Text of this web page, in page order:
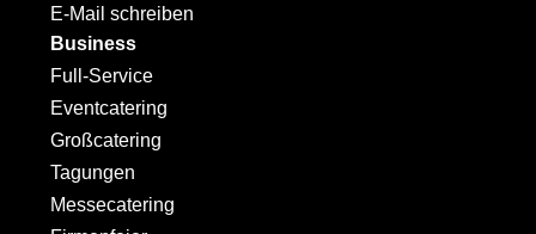
E-Mail schreiben
Business
Full-Service
Eventcatering
Großcatering
Tagungen
Messecatering